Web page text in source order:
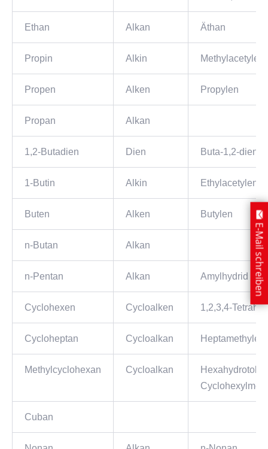
Ethan Alkan Äthan
Propin Alkin
Propen Alken Propylen
Propan Alkan
1,2-Butadien Dien Buta-1,2-dien,
1-Butin Alkin Ethylacetylen
Buten Alken Butylen
n-Butan Alkan
n-Pentan Alkan Amylhydrid
Cyclohexen Cycloalken 1,2,3,4-
Cycloheptan Cycloalkan Heptamethylen
Methylcyclohexan Cycloalkan
Cuban
E-Mail schreiben